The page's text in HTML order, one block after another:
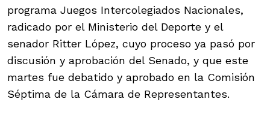
programa Juegos Intercolegiados Nacionales,
radicado por el Ministerio del Deporte y el
senador Ritter López, cuyo proceso ya pasó por
discusión y aprobación del Senado, y que este
martes fue debatido y aprobado en la Comisión
Séptima de la Cámara de Representantes.